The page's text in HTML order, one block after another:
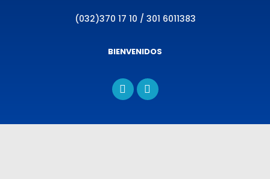
(032)370 17 10 / 301 6011383
BIENVENIDOS